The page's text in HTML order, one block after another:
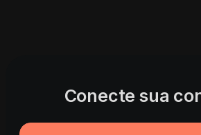
Conecte sua